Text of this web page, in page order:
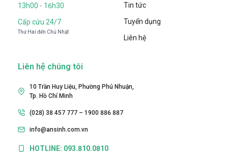
13h00 - 16h30
Cấp cứu 24/7
Thứ Hai đến Chủ Nhật
Tin tức
Tuyển dụng
Liên hệ
Liên hệ chúng tôi
10 Trần Huy Liệu, Phường Phú Nhuận,
Tp. Hồ Chí Minh
(028) 38 457 777 – 1900 886 887
info@ansinh.com.vn
HOTLINE: 093.810.0810